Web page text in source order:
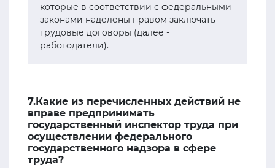
которые в соответствии с федеральными
законами наделены правом заключать
трудовые договоры (далее -
работодатели).
7.Какие из перечисленных действий не
вправе предпринимать
государственный инспектор труда при
осуществлении федерального
государственного надзора в сфере
труда?